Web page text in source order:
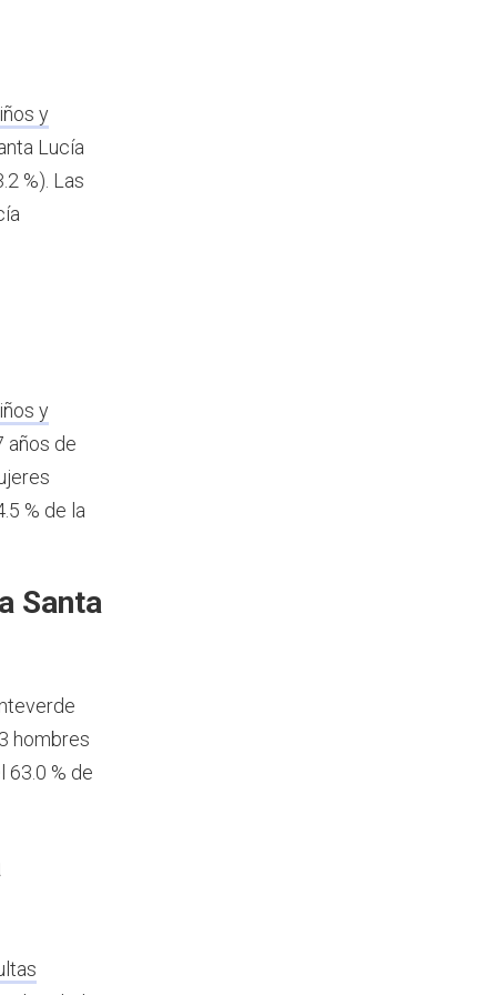
y
Lucía
%). Las
y
años de
% de la
Santa
hombres
63.0 % de